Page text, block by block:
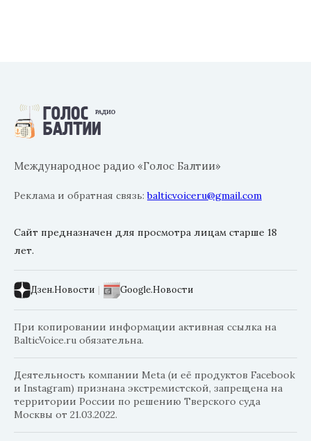
Международное радио «Голос Балтии»
Реклама и обратная связь:balticvoiceru@gmail.com
Сайт предназначен для просмотра лицам старше 18
лет.
Дзен.Новости | Google.Новости
При копировании информации активная ссылка на
BalticVoice.ru обязательна.
Деятельность компании Meta (и её продуктов Facebook
и Instagram) признана экстремистской, запрещена на
территории России по решению Тверского суда
Москвы от 21.03.2022.